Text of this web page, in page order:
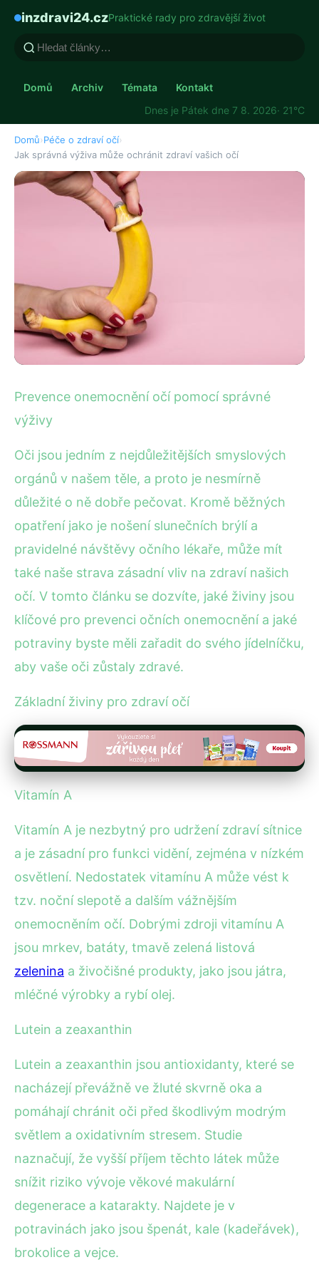
inzdravi24.czPraktické rady pro zdravější život
Domů Archiv Témata
Kontakt
Dnes je Pátek dne 7 8. 2026· 21°C
Domů›Péče o zdraví očí›
Jak správná výživa může ochránit zdraví vašich očí
Jak správná výživa může
ochránit zdraví vašich očí
16. 1. 2026· 4 min čtení · Autor: Markéta Novotná
Prevence onemocnění očí pomocí správné
výživy
Oči jsou jedním z nejdůležitějších smyslových
orgánů v našem těle, a proto je nesmírně
důležité o ně dobře pečovat. Kromě běžných
opatření jako je nošení slunečních brýlí a
pravidelné návštěvy očního lékaře, může mít
také naše strava zásadní vliv na zdraví našich
očí. V tomto článku se dozvíte, jaké živiny jsou
klíčové pro prevenci očních onemocnění a jaké
potraviny byste měli zařadit do svého jídelníčku,
aby vaše oči zůstaly zdravé.
Základní živiny pro zdraví očí
Vitamín A
Vitamín A je nezbytný pro udržení zdraví sítnice
a je zásadní pro funkci vidění, zejména v nízkém
osvětlení. Nedostatek vitamínu A může vést k
tzv. noční slepotě a dalším vážnějším
onemocněním očí. Dobrými zdroji vitamínu A
jsou mrkev, batáty, tmavě zelená listová
zelenina a živočišné produkty, jako jsou játra,
mléčné výrobky a rybí olej.
Lutein a zeaxanthin
Lutein a zeaxanthin jsou antioxidanty, které se
nacházejí převážně ve žluté skvrně oka a
pomáhají chránit oči před škodlivým modrým
světlem a oxidativním stresem. Studie
naznačují, že vyšší příjem těchto látek může
snížit riziko vývoje věkové makulární
degenerace a katarakty. Najdete je v
potravinách jako jsou špenát, kale (kadeřávek),
brokolice a vejce.